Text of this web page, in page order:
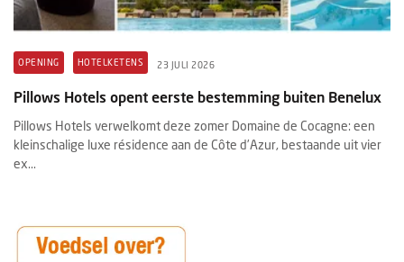
OPENING HOTELKETENS 23 JULI 2026
Pillows Hotels opent eerste bestemming buiten Benelux
Pillows Hotels verwelkomt deze zomer Domaine de Cocagne: een
kleinschalige luxe résidence aan de Côte d’Azur, bestaande uit vier
ex...